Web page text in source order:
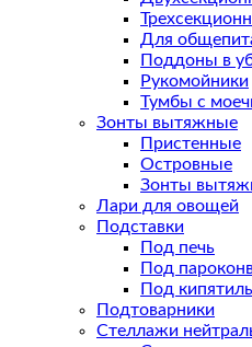
Для
Поддоны в
Рукомойники
Тумбы с
Зонты вытяжные
Пристенные
Островные
Зонты
Лари для овощей
Подставки
Под печь
Под
Под
Подтоварники
Стеллажи